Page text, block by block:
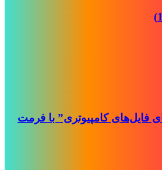
فایل‌های کامپیوتری” با فرمت